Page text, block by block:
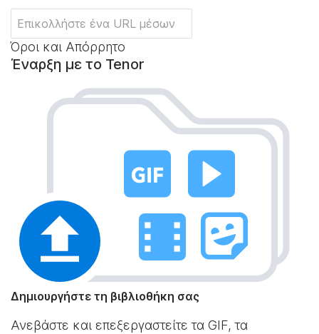
Όροι και Απόρρητο
Έναρξη με το Tenor
Δημιουργήστε τη βιβλιοθήκη σας
Ανεβάστε και επεξεργαστείτε τα GIF, τα